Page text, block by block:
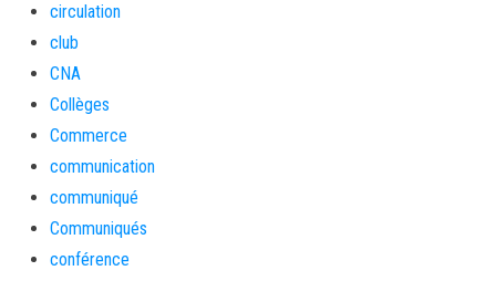
circulation
club
CNA
Collèges
Commerce
communication
communiqué
Communiqués
conférence